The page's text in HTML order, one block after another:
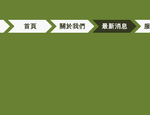
首頁 關於我們 最新消息